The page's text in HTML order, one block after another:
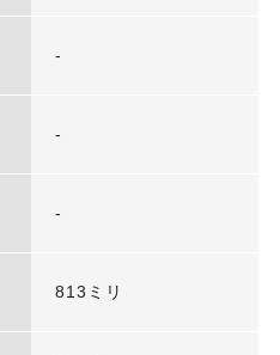
-
-
-
813ミリ